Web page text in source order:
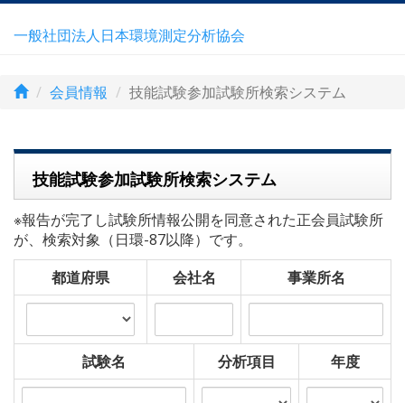
一般社団法人日本環境測定分析協会
会員情報 技能試験参加試験所検索システム
技能試験参加試験所検索システム
※報告が完了し試験所情報公開を同意された正会員試験所
が、検索対象（日環-87以降）です。
都道府県
会社名 事業所名
試験名 分析項目 年度